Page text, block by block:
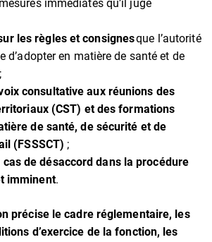
immédiates qu’il juge
les règles et consignesque l’autorité
d’adopter en matière de santé et de
consultative aux réunions des
(CST) et des formations
de santé, de sécurité et de
(FSSSCT) ;
cas de désaccord dans la procédure
imminent.
précise le cadre réglementaire, les
d’exercice de la fonction, les